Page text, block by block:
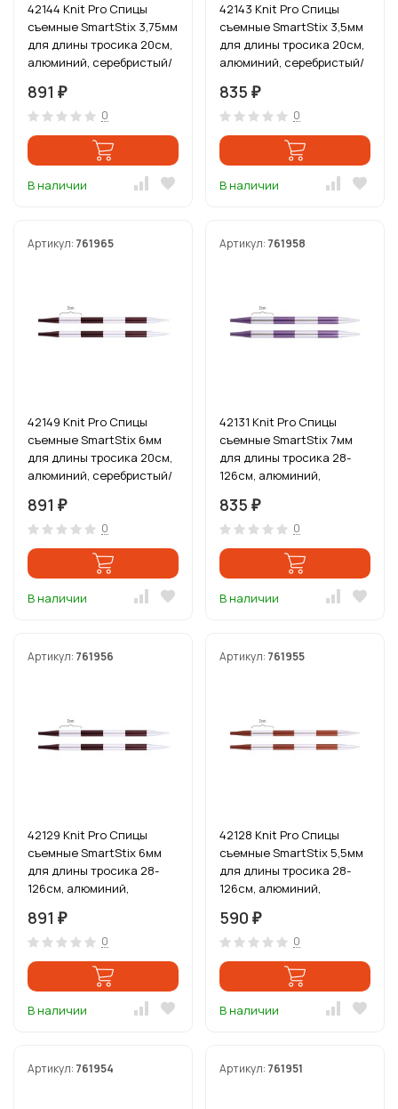
42144 Knit Pro Спицы
съемные SmartStix 3,75мм
для длины тросика 20см,
алюминий, серебристый/
891 ₽
0
В наличии
42143 Knit Pro Спицы
съемные SmartStix 3,5мм
для длины тросика 20см,
алюминий, серебристый/
835 ₽
0
В наличии
Артикул: 761965
42149 Knit Pro Спицы
съемные SmartStix 6мм
для длины тросика 20см,
алюминий, серебристый/
891 ₽
0
В наличии
Артикул: 761958
42131 Knit Pro Спицы
съемные SmartStix 7мм
для длины тросика 28-
126см, алюминий,
аметистовый
835 ₽
0
В наличии
Артикул: 761956
42129 Knit Pro Спицы
съемные SmartStix 6мм
для длины тросика 28-
126см, алюминий,
фиолетовый бархат
891 ₽
0
В наличии
Артикул: 761955
42128 Knit Pro Спицы
съемные SmartStix 5,5мм
для длины тросика 28-
126см, алюминий,
590 ₽
0
В наличии
Артикул: 761954 Артикул: 761951